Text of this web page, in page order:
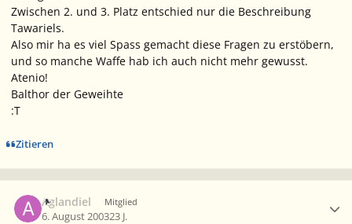
Zwischen 2. und 3. Platz entschied nur die Beschreibung
Tawariels.
Also mir ha es viel Spass gemacht diese Fragen zu erstöbern,
und so manche Waffe hab ich auch nicht mehr gewusst.
Atenio!
Balthor der Geweihte
:T
Zitieren
Aglandiel Mitglied
6. August 200323 J.